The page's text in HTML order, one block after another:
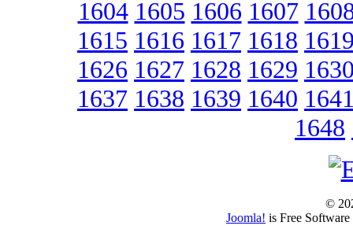
1604 1605 1606 1607
1615 1616 1617 1618
1626 1627 1628 1629
1637 1638 1639 1640
1648
©
Joomla! is Free